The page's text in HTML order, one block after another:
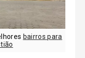
bairros para